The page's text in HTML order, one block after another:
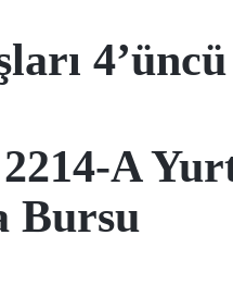
A Yurt
Bursu